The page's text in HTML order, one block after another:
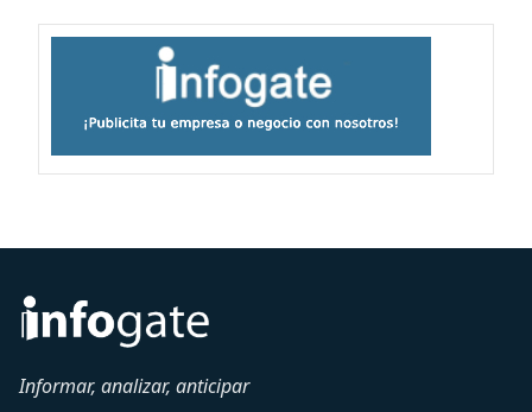
Informar, analizar, anticipar